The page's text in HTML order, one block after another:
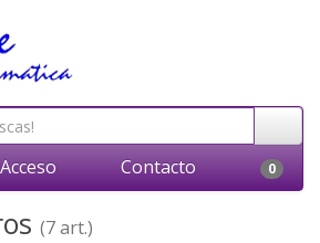
Acceso Contacto 0
(7 art.)